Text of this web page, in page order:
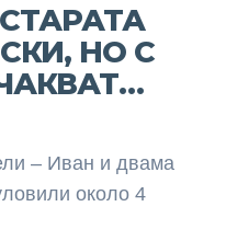
НО С
– Иван и двама
около 4